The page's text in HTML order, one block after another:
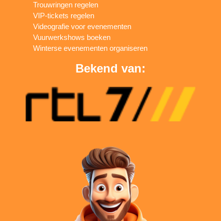
Trouwringen regelen
VIP-tickets regelen
Videografie voor evenementen
Vuurwerkshows boeken
Winterse evenementen organiseren
Bekend van: